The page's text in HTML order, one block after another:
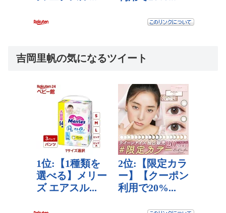
吉岡里帆の気になるツイート